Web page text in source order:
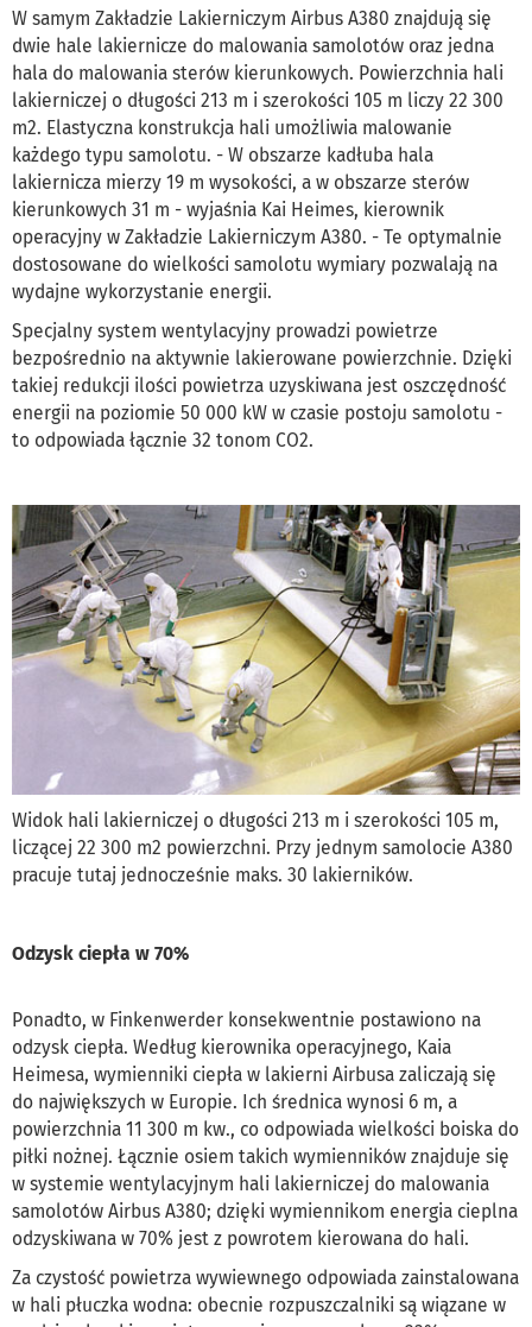
W samym Zakładzie Lakierniczym Airbus A380 znajdują się
dwie hale lakiernicze do malowania samolotów oraz jedna
hala do malowania sterów kierunkowych. Powierzchnia hali
lakierniczej o długości 213 m i szerokości 105 m liczy 22 300
m2. Elastyczna konstrukcja hali umożliwia malowanie
każdego typu samolotu. - W obszarze kadłuba hala
lakiernicza mierzy 19 m wysokości, a w obszarze sterów
kierunkowych 31 m - wyjaśnia Kai Heimes, kierownik
operacyjny w Zakładzie Lakierniczym A380. - Te optymalnie
dostosowane do wielkości samolotu wymiary pozwalają na
wydajne wykorzystanie energii.
Specjalny system wentylacyjny prowadzi powietrze
bezpośrednio na aktywnie lakierowane powierzchnie. Dzięki
takiej redukcji ilości powietrza uzyskiwana jest oszczędność
energii na poziomie 50 000 kW w czasie postoju samolotu -
to odpowiada łącznie 32 tonom CO2.
Widok hali lakierniczej o długości 213 m i szerokości 105 m,
liczącej 22 300 m2 powierzchni. Przy jednym samolocie A380
pracuje tutaj jednocześnie maks. 30 lakierników.
Odzysk ciepła w 70%
Ponadto, w Finkenwerder konsekwentnie postawiono na
odzysk ciepła. Według kierownika operacyjnego, Kaia
Heimesa, wymienniki ciepła w lakierni Airbusa zaliczają się
do największych w Europie. Ich średnica wynosi 6 m, a
powierzchnia 11 300 m kw., co odpowiada wielkości boiska do
piłki nożnej. Łącznie osiem takich wymienników znajduje się
w systemie wentylacyjnym hali lakierniczej do malowania
samolotów Airbus A380; dzięki wymiennikom energia cieplna
odzyskiwana w 70% jest z powrotem kierowana do hali.
Za czystość powietrza wywiewnego odpowiada zainstalowana
w hali płuczka wodna: obecnie rozpuszczalniki są wiązane w